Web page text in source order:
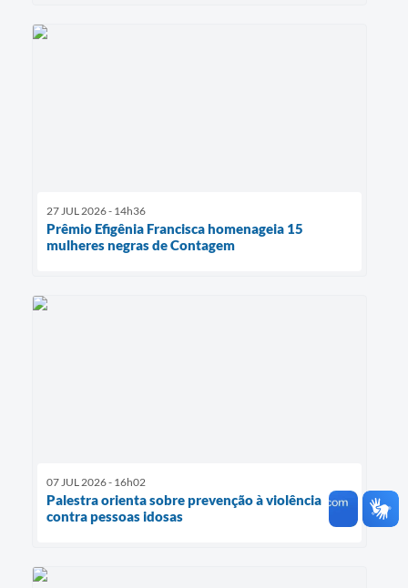
27 JUL 2026 - 14h36
Prêmio Efigênia Francisca homenageia 15
mulheres negras de Contagem
07 JUL 2026 - 16h02
Palestra orienta sobre prevenção à violência
contra pessoas idosas